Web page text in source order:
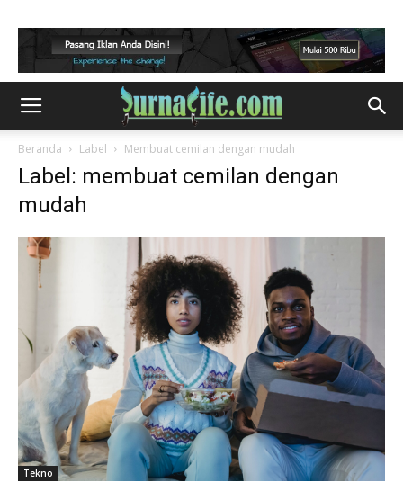
Beranda Label Membuat cemilan dengan mudah
Label: membuat cemilan dengan
mudah
Tekno